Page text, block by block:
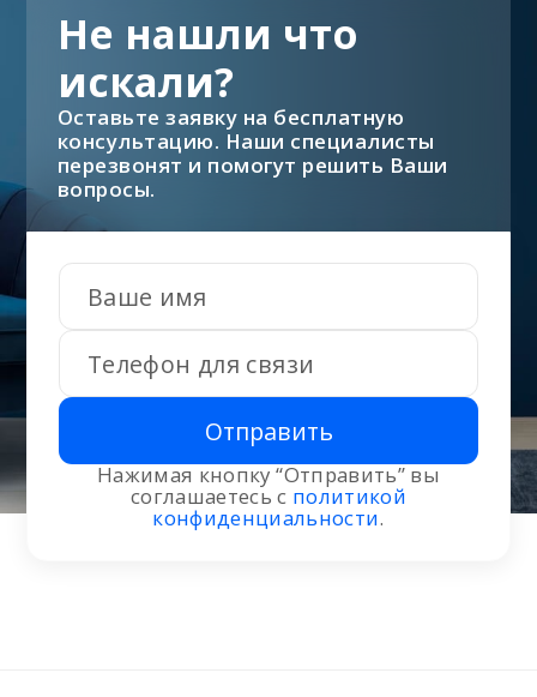
Отправить
Нажимая кнопку “Отправить” вы
соглашаетесь с политикой
конфиденциальности.
Не нашли что
искали?
Оставьте заявку на бесплатную
консультацию. Наши специалисты
перезвонят и помогут решить Ваши
вопросы.